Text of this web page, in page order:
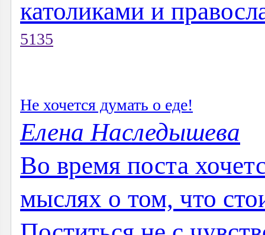
католиками и
5135
Не хочется думать о еде!
Елена Наследышева
Во время поста
мыслях о том, что